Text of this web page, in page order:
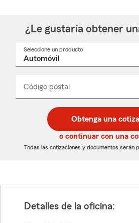
¿Le gustaría obtener
Seleccione un producto
desplegable
Código postal
de
5
dígitos
de
5
dígitos
_____
Obtenga una
o continuar con una
Todas las cotizaciones y documentos serán
Detalles de la oficina: